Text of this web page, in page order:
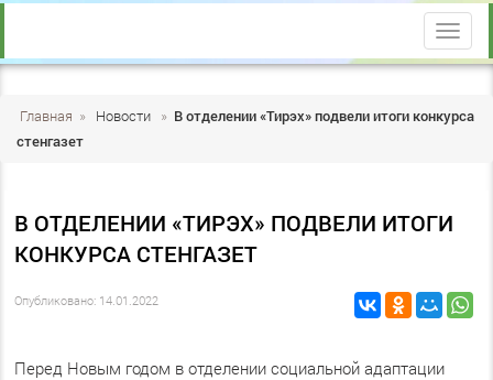
trk
Главная » Новости » В отделении «Тирэх» подвели итоги конкурса
стенгазет
В ОТДЕЛЕНИИ «ТИРЭХ» ПОДВЕЛИ ИТОГИ
КОНКУРСА СТЕНГАЗЕТ
Опубликовано: 14.01.2022
Перед Новым годом в отделении социальной адаптации